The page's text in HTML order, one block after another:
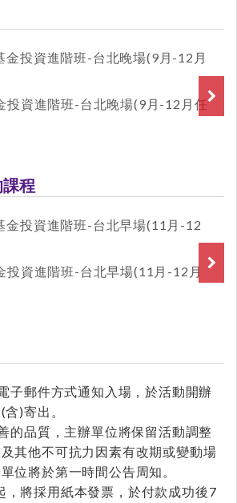
投資進階班-台北晚場(9月-12月任
程
投資進階班-台北早場(11月-12月
子郵件方式通知入場，於活動開辦
)寄出。
的品質，主辦單位將保留活動調整
其他不可抗力因素有改期或變動場
位將於第一時間公告周知。
將採用紙本發票，於付款成功後7